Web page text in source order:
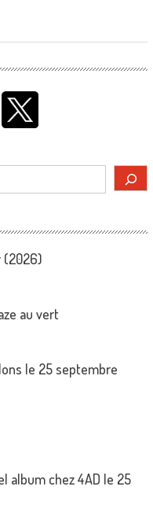
(2026)
au vert
le 25 septembre
album chez 4AD le 25